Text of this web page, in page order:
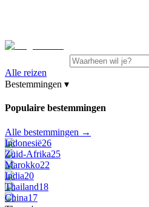
Alle reizen
Bestemmingen ▾
Populaire bestemmingen
Alle bestemmingen →
Indonesië26
Zuid-Afrika25
Marokko22
India20
Thailand18
China17